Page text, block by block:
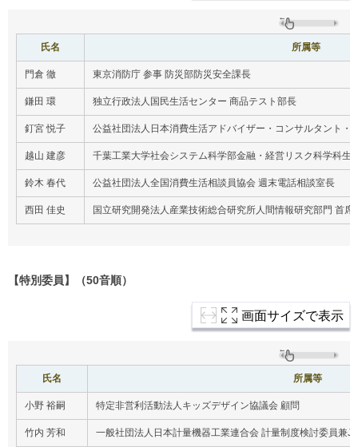
氏名 所属等
門倉 徹 東京消防庁 参事 防災部防災安全課長
鎌田 環 独立行政法人国民生活センター 商品テスト部長
釘宮 悦子 公益社団法人日本消費生活アドバイザー・コンサルタント・
越山 建彦 千葉工業大学社会システム科学部金融・経営リスク科学科生
鈴木 春代 公益社団法人全国消費生活相談員協会 週末電話相談室長
西田 佳史 国立研究開発法人産業技術総合研究所人間情報研究部門 首席
【特別委員】（50音順）
画面サイズで表示
氏名 所属等
小野 裕嗣 特定非営利活動法人キッズデザイン協議会 顧問
竹内 芳和 一般社団法人日本計量機器工業連合会 計量制度検討委員兼